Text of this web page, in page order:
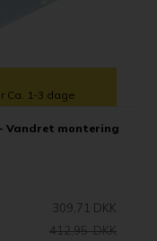
Ca. 1-3 dage
Vandret montering
309,71 DKK
412,95 DKK